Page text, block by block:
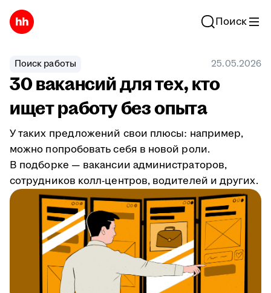
Поиск
Поиск работы 25.05.2026
30 вакансий для тех, кто
ищет работу без опыта
У таких предложений свои плюсы: например,
можно попробовать себя в новой роли.
В подборке — вакансии администраторов,
сотрудников колл-центров, водителей и других.